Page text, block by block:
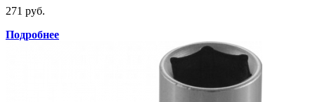
271 руб.
Подробнее